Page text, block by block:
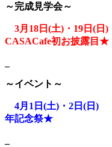
～完成見学会～
3月18日(土)・19日(
CASACafe初お披露目★
～イベント～
4月1日(土)・2日(日)
年記念祭★